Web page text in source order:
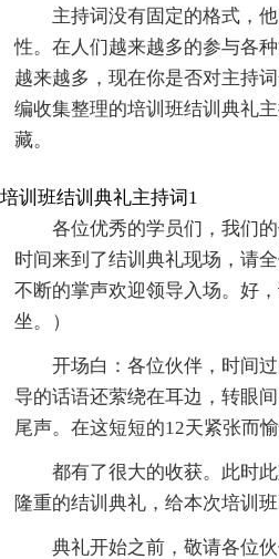
主持词没有固定的格式，
性。在人们越来越多的参与各
越来越多，现在你是否对主持
编收集整理的培训班结训典礼
藏。
培训班结训典礼主持词1
各位优秀的学员们，我们
时间来到了结训典礼现场，请
不断的掌声欢迎领导入场。好
坐。）
开场白：各位伙伴，时间
导的话语还萦绕在耳边，转眼
尾声。在这短短的12天紧张而
都有了很大的收获。此时
隆重的结训典礼，给本次培训
典礼开始之前，敬请各位